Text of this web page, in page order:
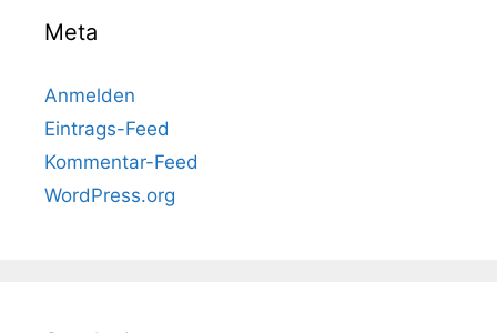
Meta
Anmelden
Eintrags-Feed
Kommentar-Feed
WordPress.org